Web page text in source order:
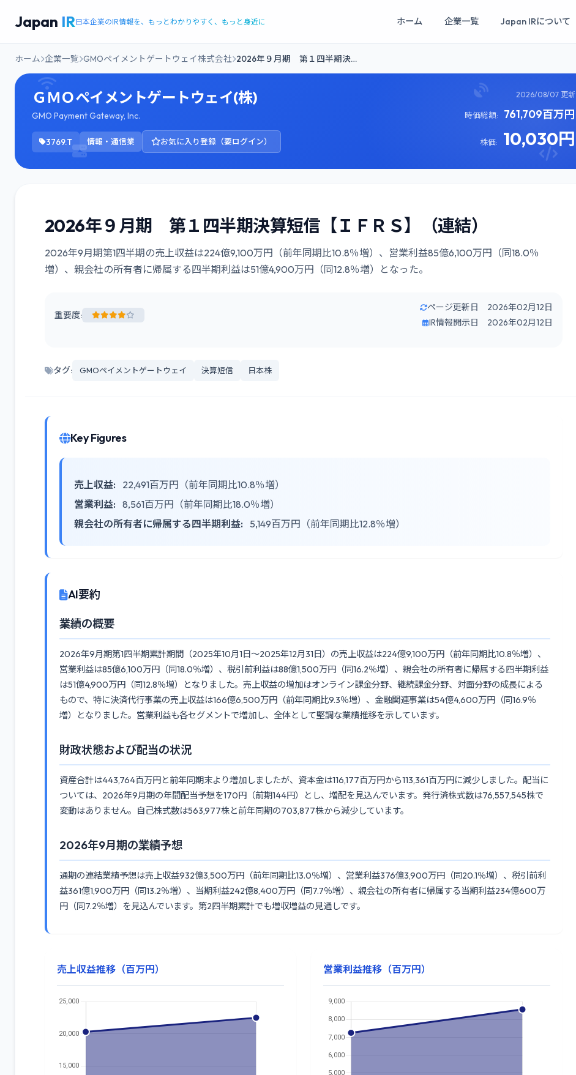
Japan IR日本企業のIR情報を、もっとわかりやすく、もっと身近に ホーム 企業一覧 Japan IRについて
ホーム 企業一覧 GMOペイメントゲートウェイ株式会社 2026年９月期 第１四半期決…
ＧＭＯペイメントゲートウェイ(株)
GMO Payment Gateway, Inc.
3769.T 情報・通信業 お気に入り登録（要ログイン）
2026/08/07 更新
時価総額: 761,709百万円
株価: 10,030円
2026年９月期 第１四半期決算短信【ＩＦＲＳ】（連結）
2026年9月期第1四半期の売上収益は224億9,100万円（前年同期比10.8％増）、営業利益85億6,100万円（同18.0％
増）、親会社の所有者に帰属する四半期利益は51億4,900万円（同12.8％増）となった。
重要度:
ページ更新日 2026年02月12日
IR情報開示日 2026年02月12日
タグ: GMOペイメントゲートウェイ 決算短信 日本株
Key Figures
売上収益:
22,491百万円（前年同期比10.8％増）
営業利益: 8,561百万円（前年同期比18.0％増）
親会社の所有者に帰属する四半期利益:
5,149百万円（前年同期比12.8％増）
AI要約
業績の概要
2026年9月期第1四半期累計期間（2025年10月1日～2025年12月31日）の売上収益は224億9,100万円（前年同期比10.8％増）、
営業利益は85億6,100万円（同18.0％増）、税引前利益は88億1,500万円（同16.2％増）、親会社の所有者に帰属する四半期利益
は51億4,900万円（同12.8％増）となりました。売上収益の増加はオンライン課金分野、継続課金分野、対面分野の成長による
もので、特に決済代行事業の売上収益は166億6,500万円（前年同期比9.3％増）、金融関連事業は54億4,600万円（同16.9％
増）となりました。営業利益も各セグメントで増加し、全体として堅調な業績推移を示しています。
財政状態および配当の状況
資産合計は443,764百万円と前年同期末より増加しましたが、資本金は116,177百万円から113,361百万円に減少しました。配当に
ついては、2026年9月期の年間配当予想を170円（前期144円）とし、増配を見込んでいます。発行済株式数は76,557,545株で
変動はありません。自己株式数は563,977株と前年同期の703,877株から減少しています。
2026年9月期の業績予想
通期の連結業績予想は売上収益932億3,500万円（前年同期比13.0％増）、営業利益376億3,900万円（同20.1％増）、税引前利
益361億1,900万円（同13.2％増）、当期利益242億8,400万円（同7.7％増）、親会社の所有者に帰属する当期利益234億600万
円（同7.2％増）を見込んでいます。第2四半期累計でも増収増益の見通しです。
売上収益推移（百万円） 営業利益推移（百万円）